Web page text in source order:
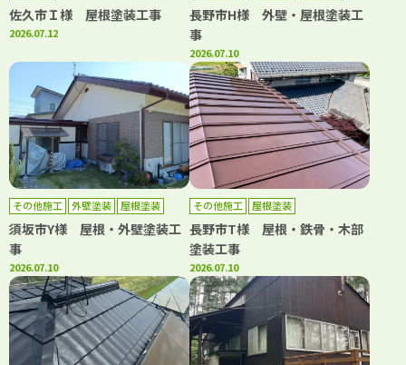
佐久市Ｉ様 屋根塗装工事
2026.07.12
長野市H様 外壁・屋根塗装工
事
2026.07.10
その他施工 外壁塗装 屋根塗装
須坂市Y様 屋根・外壁塗装工
事
2026.07.10
その他施工 屋根塗装
長野市T様 屋根・鉄骨・木部
塗装工事
2026.07.10